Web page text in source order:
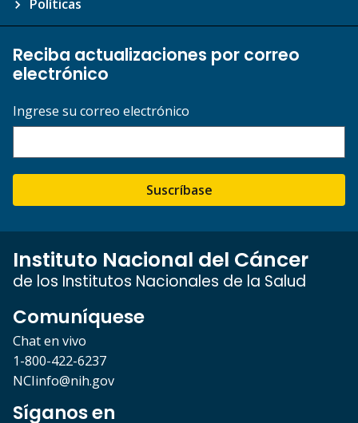
Políticas
Reciba actualizaciones por correo
electrónico
Ingrese su correo electrónico
Suscríbase
Instituto Nacional del Cáncer
de los Institutos Nacionales de la Salud
Comuníquese
Chat en vivo
1-800-422-6237
NCIinfo@nih.gov
Síganos en